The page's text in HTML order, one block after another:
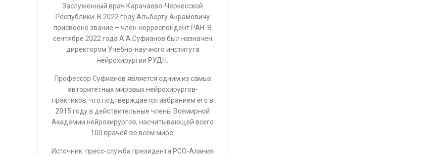
Заслуженный врач Карачаево-Черкесской
Республики. В 2022 году Альберту Акрамовичу
присвоено звание – член-корреспондент РАН. В
сентябре 2022 года А.А.Суфианов был назначен
директором Учебно-научного института
нейрохирургии РУДН.
Профессор Суфианов является одним из самых
авторитетных мировых нейрохирургов-
практиков, что подтверждается избранием его в
2015 году в действительные члены Всемирной
Академии нейрохирургов, насчитывающей всего
100 врачей во всем мире.
Источник: пресс-служба президента РСО-Алания